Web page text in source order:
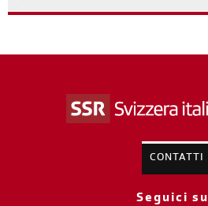
CONTATTI
Seguici su